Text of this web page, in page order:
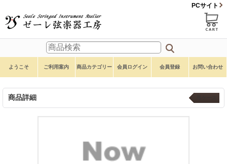
PCサイト
ようこそ ご利用案内 商品カテゴリー 会員ログイン 会員登録 お問い合わせ
商品詳細